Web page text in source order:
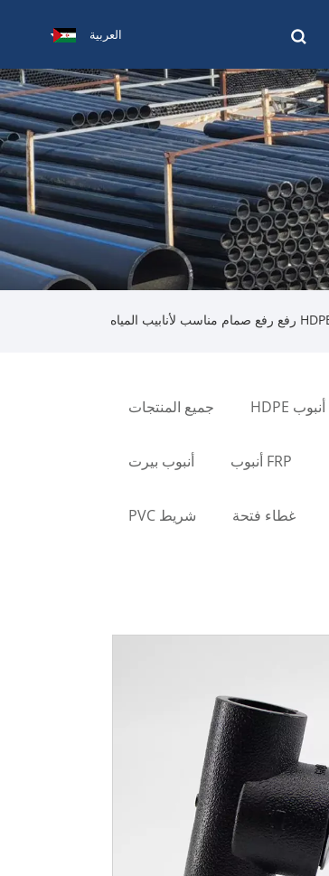
العربية
جميع المنتجات أنبوب HDPE
أنبوب بيرت FRP أنبوب
شريط PVC غطاء فتحة